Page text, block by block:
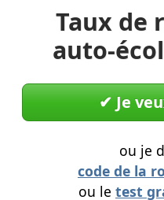
Taux de
auto-
✔︎ Je
ou je
code de la
ou le test